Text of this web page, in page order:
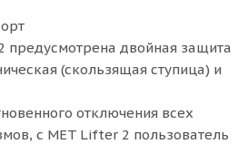
предусмотрена двойная защита
(скользящая ступица) и
отключения всех
с MET Lifter 2 пользователь